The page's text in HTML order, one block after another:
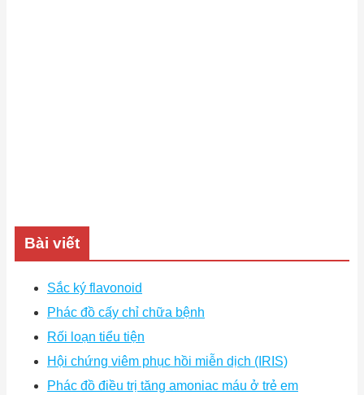
Bài viết
Sắc ký flavonoid
Phác đồ cấy chỉ chữa bệnh
Rối loạn tiểu tiện
Hội chứng viêm phục hồi miễn dịch (IRIS)
Phác đồ điều trị tăng amoniac máu ở trẻ em